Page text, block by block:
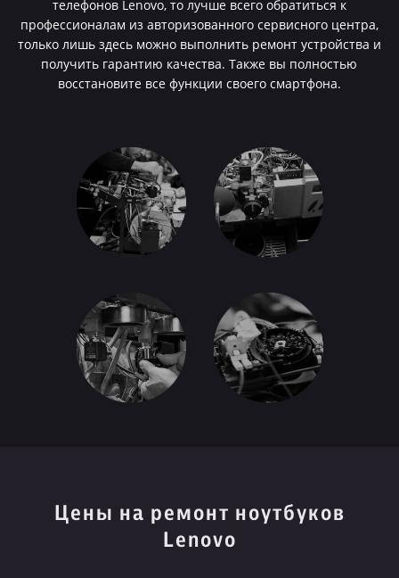
телефонов Lenovo, то лучше всего обратиться к
профессионалам из авторизованного сервисного центра,
только лишь здесь можно выполнить ремонт устройства и
получить гарантию качества. Также вы полностью
восстановите все функции своего смартфона.
Цены на ремонт ноутбуков
Lenovo